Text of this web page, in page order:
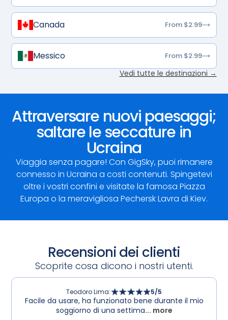
Canada From $2.99
Messico From $2.99
Vedi tutte le destinazioni →
Attraversare nuovi paesaggi;
saltare le seccature in
Ucraina
Viaggia senza pagare! Con GigSky, puoi rimanere
connesso in Ucraina a costi contenuti. Spingetevi
oltre i vostri confini e visitate la famosa Piazza
Europa o la meravigliosa Pechersk Lavra di Kiev.
Recensioni dei clienti
Scoprite cosa dicono i nostri utenti.
Teodoro Lima: 5/5
Facile da usare, ha funzionato bene durante il mio
soggiorno di una settima... more